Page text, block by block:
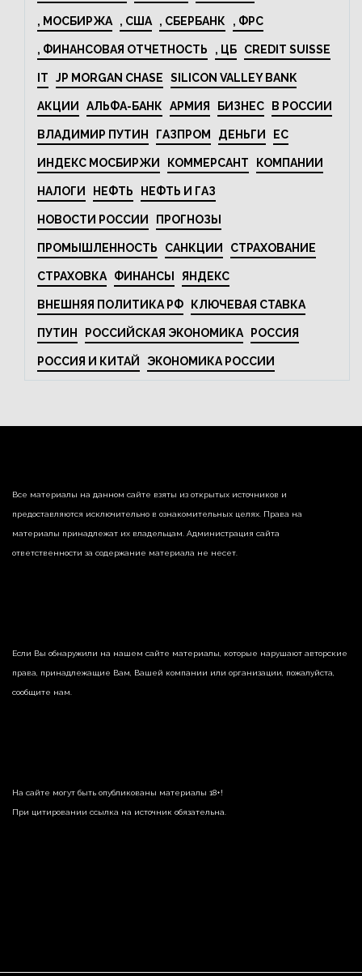
, МОСБИРЖА , США , СБЕРБАНК , ФРС
, ФИНАНСОВАЯ ОТЧЕТНОСТЬ , ЦБ CREDIT SUISSE
IT JP MORGAN CHASE SILICON VALLEY BANK
АКЦИИ АЛЬФА-БАНК АРМИЯ БИЗНЕС В РОССИИ
ВЛАДИМИР ПУТИН ГАЗПРОМ ДЕНЬГИ ЕС
ИНДЕКС МОСБИРЖИ КОММЕРСАНТ КОМПАНИИ
НАЛОГИ НЕФТЬ НЕФТЬ И ГАЗ
НОВОСТИ РОССИИ ПРОГНОЗЫ
ПРОМЫШЛЕННОСТЬ САНКЦИИ СТРАХОВАНИЕ
СТРАХОВКА ФИНАНСЫ ЯНДЕКС
ВНЕШНЯЯ ПОЛИТИКА РФ КЛЮЧЕВАЯ СТАВКА
ПУТИН РОССИЙСКАЯ ЭКОНОМИКА РОССИЯ
РОССИЯ И КИТАЙ ЭКОНОМИКА РОССИИ
Все материалы на данном сайте взяты из открытых источников и
предоставляются исключительно в ознакомительных целях. Права на
материалы принадлежат их владельцам. Администрация сайта
ответственности за содержание материала не несет.
Если Вы обнаружили на нашем сайте материалы, которые нарушают авторские
права, принадлежащие Вам, Вашей компании или организации, пожалуйста,
сообщите нам.
На сайте могут быть опубликованы материалы 18+!
При цитировании ссылка на источник обязательна.